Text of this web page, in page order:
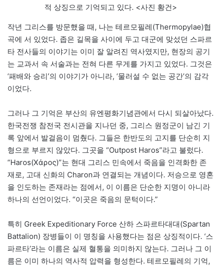
적 상징으로 기억되고 있다. <사진 황건>
작년 그리스를 방문했을 때, 나는 테르모필레(Thermopylae)협
곡에 서 있었다. 좁은 길목을 사이에 두고 대군에 맞섰던 스파르
타 전사들의 이야기는 이미 잘 알려진 역사였지만, 현장의 공기
는 교과서 속 서술과는 전혀 다른 무게를 가지고 있었다. 그것은
‘패배와 승리’의 이야기가 아니라, ‘물러설 수 없는 공간’의 감각
이었다.
그러나 그 기억은 부산의 유엔평화기념관에서 다시 되살아났다.
한국전쟁 참전국 전시관을 지나던 중, 그리스 원정군이 남긴 기
록 앞에서 발걸음이 멈췄다. 그들은 한반도의 고지를 단순히 지
형으로 부르지 않았다. 그곳을 “Outpost Haros”라고 불렀다.
“Haros(Χάρος)”는 현대 그리스 민속에서 죽음을 인격화한 존
재로, 고대 신화의 Charon과 연결되는 개념이다. 저승으로 영혼
을 인도하는 존재라는 점에서, 이 이름은 단순한 지명이 아니라
하나의 선언이었다. “이곳은 죽음의 문턱이다.”
특히 Greek Expeditionary Force 산하 스파르타대대(Spartan
Battalion) 장병들이 이 명칭을 사용했다는 점은 상징적이다. ‘스
파르타’라는 이름은 실제 혈통을 의미하지 않는다. 그러나 그 이
름은 이미 하나의 역사적 압력을 형성한다. 테르모필레의 기억,